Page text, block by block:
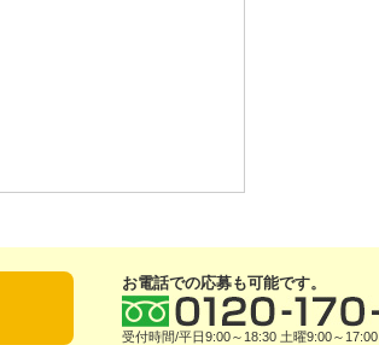
お電話での応募も可能です。
受付時間/平日9:00～18:30 土曜9:00～17:00